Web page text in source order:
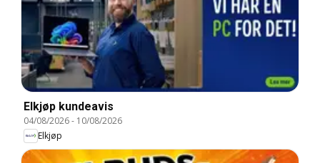
Elkjøp kundeavis
04/08/2026- 10/08/2026
Elkjøp